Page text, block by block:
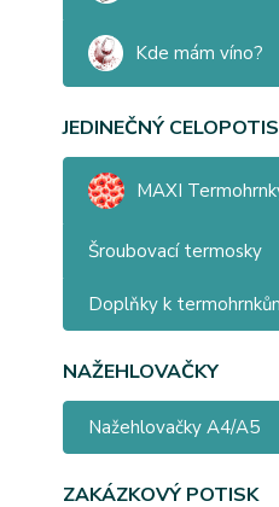
Kde mám víno?
JEDINEČNÝ
MAXI
Šroubovací termosky
Doplňky k
NAŽEHLOVAČKY
Nažehlovačky A4/A5
ZAKÁZKOVÝ POTISK